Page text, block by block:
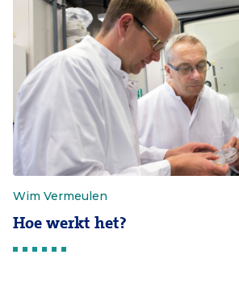
Wim Vermeulen
Hoe werkt het?